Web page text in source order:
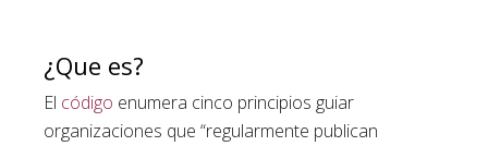
¿Que es?
El código enumera cinco principios guiar
organizaciones que “regularmente publican